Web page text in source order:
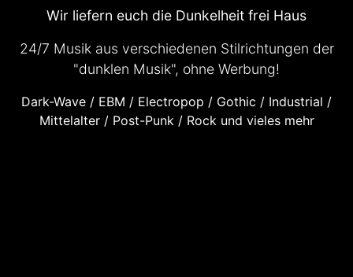
Wir liefern euch die Dunkelheit frei Haus
24/7 Musik aus verschiedenen Stilrichtungen der
"dunklen Musik", ohne Werbung!
Dark-Wave / EBM / Electropop / Gothic / Industrial /
Mittelalter / Post-Punk / Rock und vieles mehr